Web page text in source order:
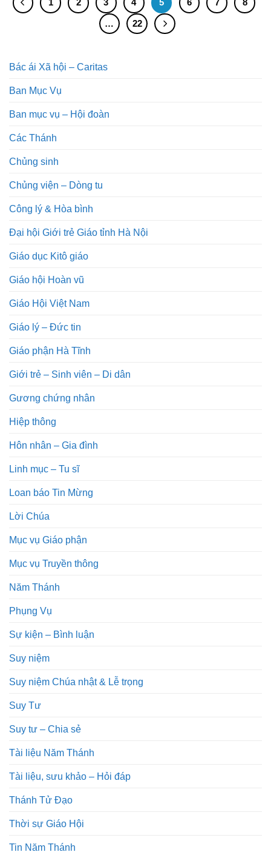
1 2 3 4 5 6 7 8
… 22
Bác ái Xã hội – Caritas
Ban Mục Vụ
Ban mục vụ – Hội đoàn
Các Thánh
Chủng sinh
Chủng viện – Dòng tu
Công lý & Hòa bình
Đại hội Giới trẻ Giáo tỉnh Hà Nội
Giáo dục Kitô giáo
Giáo hội Hoàn vũ
Giáo Hội Việt Nam
Giáo lý – Đức tin
Giáo phận Hà Tĩnh
Giới trẻ – Sinh viên – Di dân
Gương chứng nhân
Hiệp thông
Hôn nhân – Gia đình
Linh mục – Tu sĩ
Loan báo Tin Mừng
Lời Chúa
Mục vụ Giáo phận
Mục vụ Truyền thông
Năm Thánh
Phụng Vụ
Sự kiện – Bình luận
Suy niệm
Suy niệm Chúa nhật & Lễ trọng
Suy Tư
Suy tư – Chia sẻ
Tài liệu Năm Thánh
Tài liệu, sưu khảo – Hỏi đáp
Thánh Tử Đạo
Thời sự Giáo Hội
Tin Năm Thánh